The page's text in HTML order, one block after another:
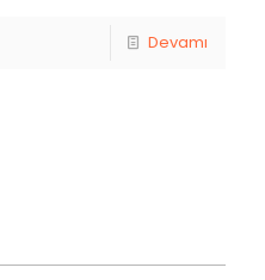
Devamı